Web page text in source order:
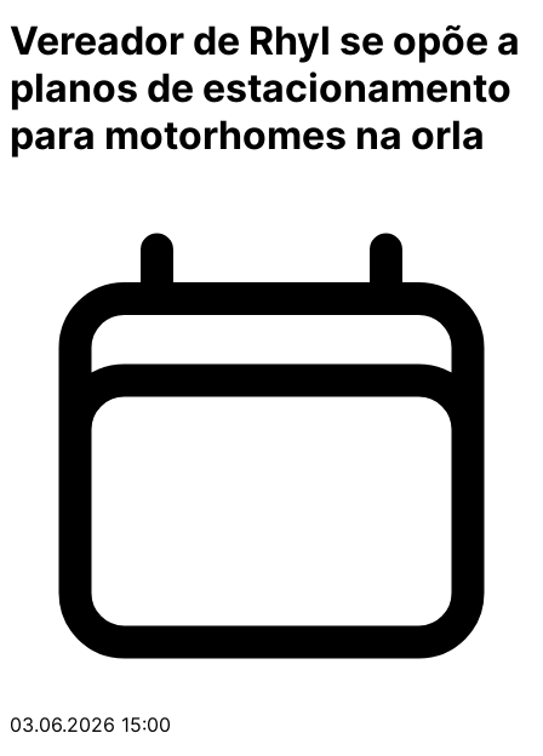
Vereador de Rhyl se opõe a
planos de estacionamento
para motorhomes na orla
03.06.2026 15:00